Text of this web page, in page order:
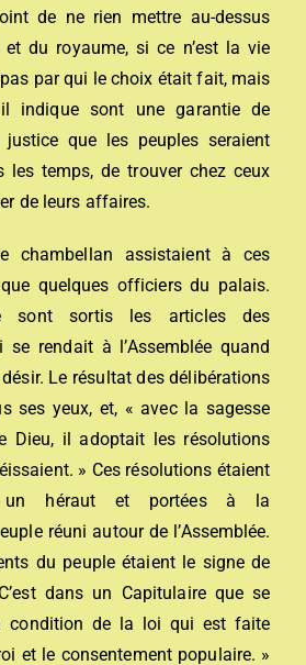
de ne rien mettre au-dessus
du royaume, si ce n’est la vie
par qui le choix était fait, mais
indique sont une garantie de
que les peuples seraient
les temps, de trouver chez ceux
de leurs affaires.
chambellan assistaient à ces
quelques officiers du palais.
sont sortis les articles des
se rendait à l’Assemblée quand
Le résultat des délibérations
ses yeux, et, « avec la sagesse
Dieu, il adoptait les résolutions
» Ces résolutions étaient
un héraut et portées à la
réuni autour de l’Assemblée.
du peuple étaient le signe de
dans un Capitulaire que se
condition de la loi qui est faite
et le consentement populaire. »